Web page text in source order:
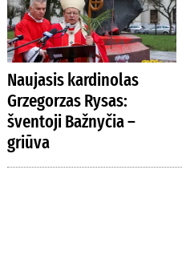
Naujasis kardinolas
Grzegorzas Rysas:
šventoji Bažnyčia –
griūva